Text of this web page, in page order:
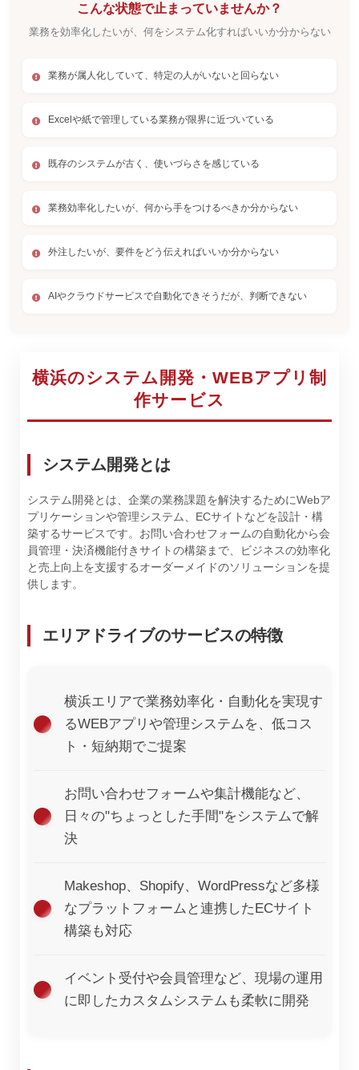
こんな状態で止まっていませんか？
業務を効率化したいが、何をシステム化すればいいか分からない
業務が属人化していて、特定の人がいないと回らない
Excelや紙で管理している業務が限界に近づいている
既存のシステムが古く、使いづらさを感じている
業務効率化したいが、何から手をつけるべきか分からない
外注したいが、要件をどう伝えればいいか分からない
AIやクラウドサービスで自動化できそうだが、判断できない
横浜のシステム開発・WEBアプリ制
作サービス
システム開発とは
システム開発とは、企業の業務課題を解決するためにWebア
プリケーションや管理システム、ECサイトなどを設計・構
築するサービスです。お問い合わせフォームの自動化から会
員管理・決済機能付きサイトの構築まで、ビジネスの効率化
と売上向上を支援するオーダーメイドのソリューションを提
供します。
エリアドライブのサービスの特徴
横浜エリアで業務効率化・自動化を実現す
るWEBアプリや管理システムを、低コス
ト・短納期でご提案
お問い合わせフォームや集計機能など、
日々の"ちょっとした手間"をシステムで解
決
Makeshop、Shopify、WordPressなど多様
なプラットフォームと連携したECサイト
構築も対応
イベント受付や会員管理など、現場の運用
に即したカスタムシステムも柔軟に開発